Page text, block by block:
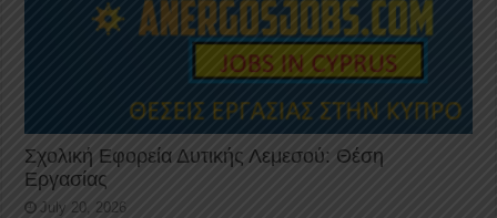
Σχολική Εφορεία Δυτικής Λεμεσού: Θέση
Εργασίας
July 20, 2026